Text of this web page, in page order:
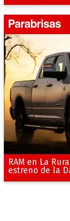
RAM en La
estreno de la